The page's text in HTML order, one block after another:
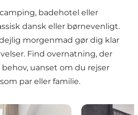
badehotel eller
dansk eller børnevenligt.
morgenmad gør dig klar
Find overnatning, der
uanset om du rejser
par eller familie.
Badehotel i